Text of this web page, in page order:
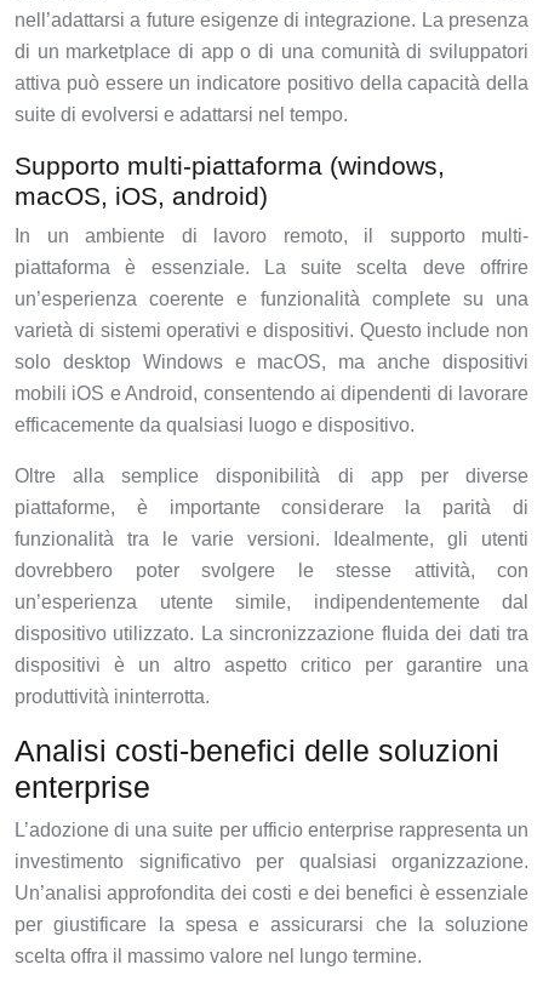
nell’adattarsi a future esigenze di integrazione. La presenza
di un marketplace di app o di una comunità di sviluppatori
attiva può essere un indicatore positivo della capacità della
suite di evolversi e adattarsi nel tempo.
Supporto multi-piattaforma (windows,
macOS, iOS, android)
In un ambiente di lavoro remoto, il supporto multi-
piattaforma è essenziale. La suite scelta deve offrire
un’esperienza coerente e funzionalità complete su una
varietà di sistemi operativi e dispositivi. Questo include non
solo desktop Windows e macOS, ma anche dispositivi
mobili iOS e Android, consentendo ai dipendenti di lavorare
efficacemente da qualsiasi luogo e dispositivo.
Oltre alla semplice disponibilità di app per diverse
piattaforme, è importante considerare la parità di
funzionalità tra le varie versioni. Idealmente, gli utenti
dovrebbero poter svolgere le stesse attività, con
un’esperienza utente simile, indipendentemente dal
dispositivo utilizzato. La sincronizzazione fluida dei dati tra
dispositivi è un altro aspetto critico per garantire una
produttività ininterrotta.
Analisi costi-benefici delle soluzioni
enterprise
L’adozione di una suite per ufficio enterprise rappresenta un
investimento significativo per qualsiasi organizzazione.
Un’analisi approfondita dei costi e dei benefici è essenziale
per giustificare la spesa e assicurarsi che la soluzione
scelta offra il massimo valore nel lungo termine.